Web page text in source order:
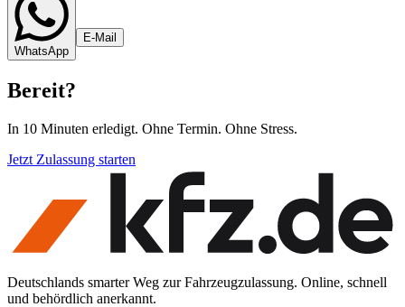
WhatsApp
E-Mail
Bereit?
In 10 Minuten erledigt. Ohne Termin. Ohne Stress.
Jetzt Zulassung starten
Deutschlands smarter Weg zur Fahrzeugzulassung. Online, schnell
und behördlich anerkannt.